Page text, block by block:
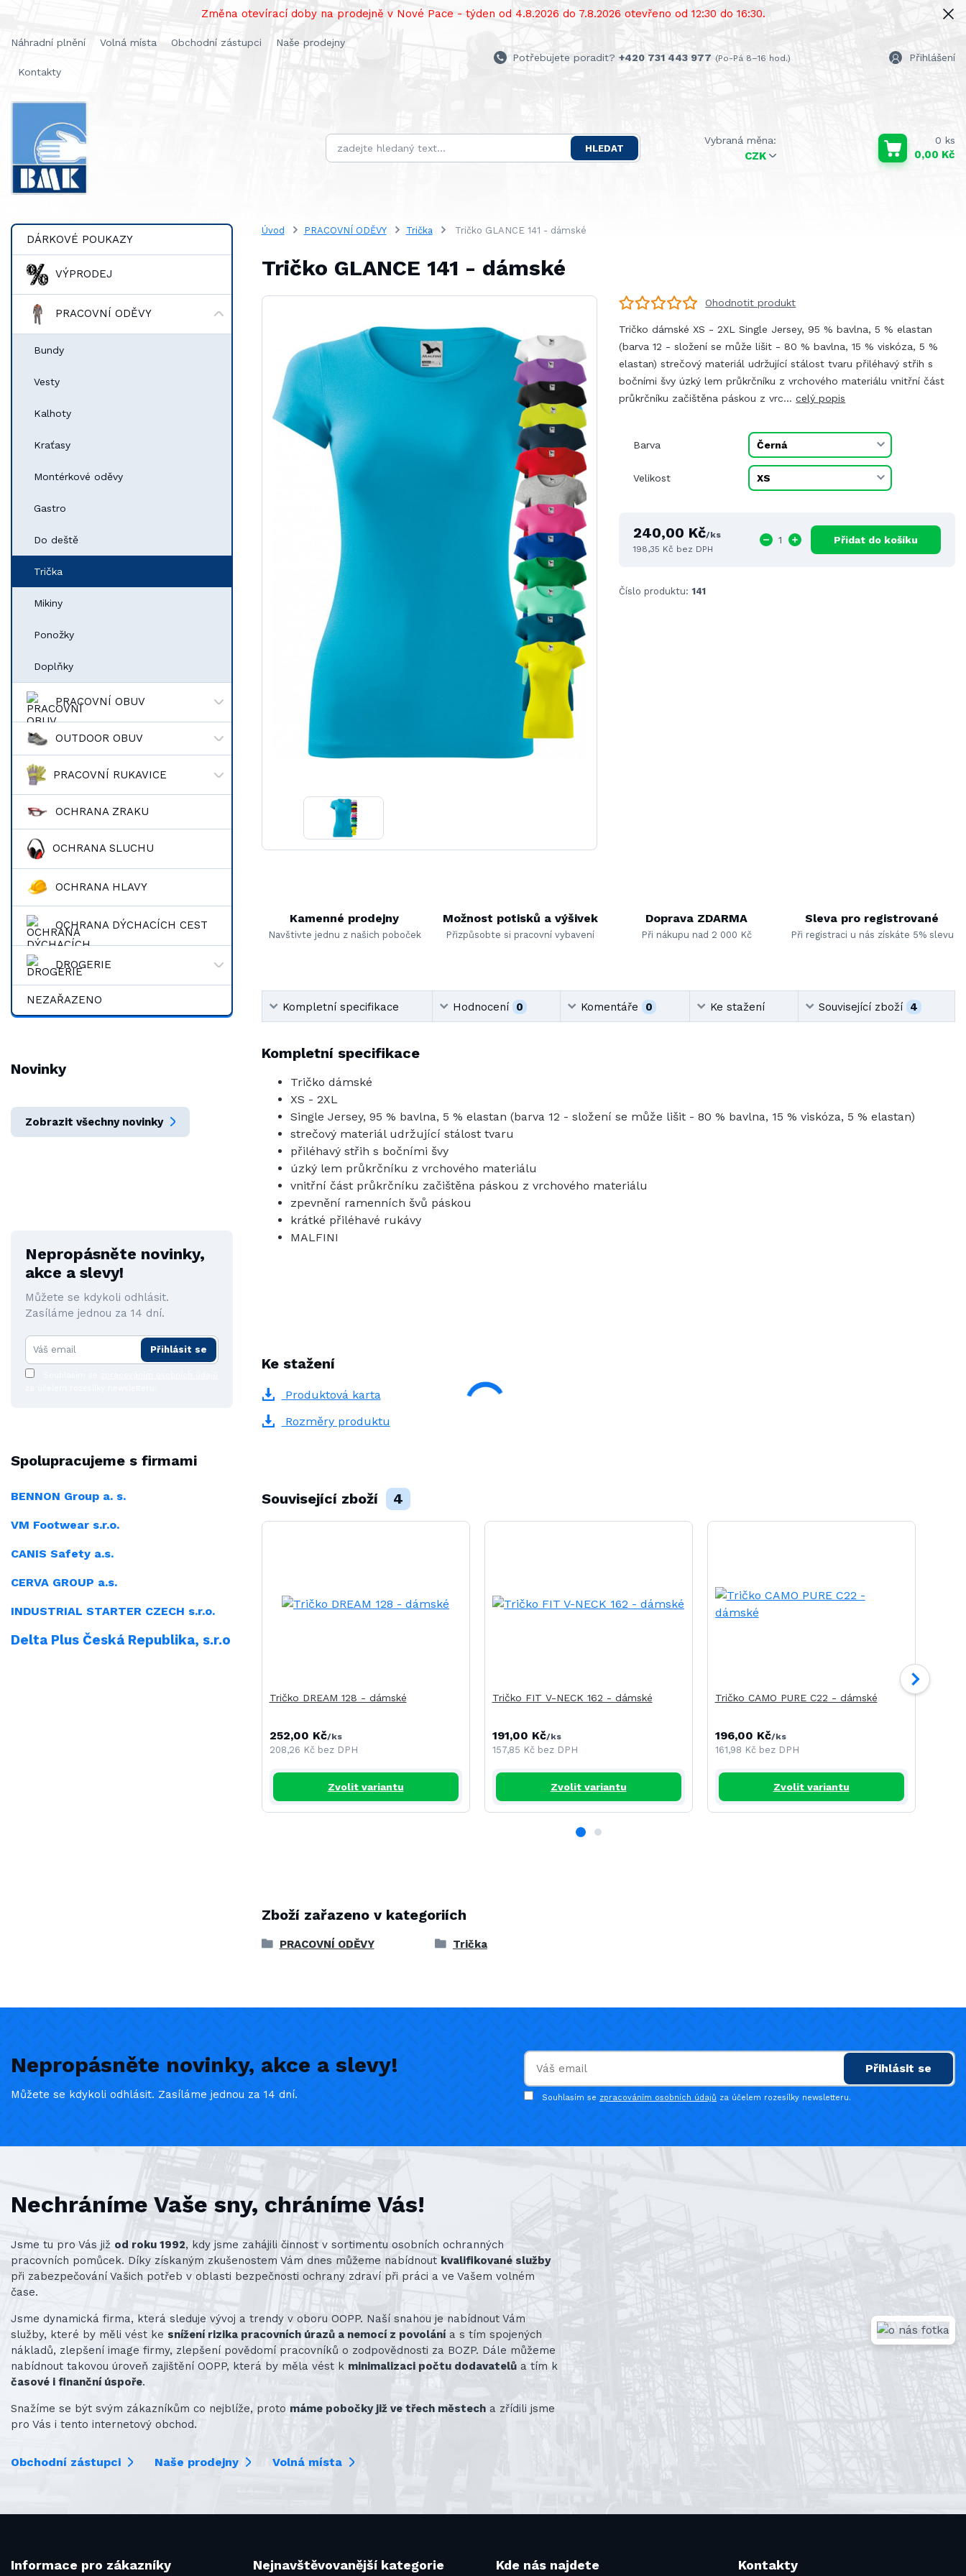
Změna otevírací doby na prodejně v Nové Pace - týden od 4.8.2026 do 7.8.2026 otevřeno od 12:30 do 16:30.
Náhradní plnění Volná místa Obchodní zástupci Naše prodejny
Kontakty
CZK
Přihlášení
HLEDAT
Potřebujete poradit? +420 731 443 977 (Po-Pá 8–16 hod.)
0 ks
0,00 Kč
DÁRKOVÉ POUKAZY
VÝPRODEJ
PRACOVNÍ ODĚVY
Bundy
Vesty
Kalhoty
Kraťasy
Montérkové oděvy
Gastro
Do deště
Trička
Mikiny
Ponožky
Doplňky
PRACOVNÍ OBUV
OUTDOOR OBUV
PRACOVNÍ RUKAVICE
OCHRANA ZRAKU
OCHRANA SLUCHU
OCHRANA HLAVY
OCHRANA DÝCHACÍCH CEST
DROGERIE
NEZAŘAZENO
Novinky
Zobrazit všechny novinky
Nepropásněte novinky,
akce a slevy!
Můžete se kdykoli odhlásit.
Zasíláme jednou za 14 dní.
Přihlásit se
Spolupracujeme s firmami
BENNON Group a. s.
VM Footwear s.r.o.
CANIS Safety a.s.
CERVA GROUP a.s.
INDUSTRIAL STARTER CZECH s.r.o.
Delta Plus Česká Republika, s.r.o
Úvod PRACOVNÍ ODĚVY Trička Tričko GLANCE 141 - dámské
Tričko GLANCE 141 - dámské
Ohodnotit produkt
Tričko dámské XS - 2XL Single Jersey, 95 % bavlna, 5 % elastan
(barva 12 - složení se může lišit - 80 % bavlna, 15 % viskóza, 5 %
elastan) strečový materiál udržující stálost tvaru přiléhavý střih s
bočními švy úzký lem průkrčníku z vrchového materiálu vnitřní část
průkrčníku začištěna páskou z vrc...celý popis
Barva
Velikost
240,00 Kč/ks
198,35 Kč bez DPH
Přidat do košíku
Číslo produktu: 141
Kamenné prodejny
Navštivte jednu z našich poboček
Možnost potisků a výšivek
Přizpůsobte si pracovní vybavení
Doprava ZDARMA
Při nákupu nad 2 000 Kč
Sleva pro registrované
Při registraci u nás získáte 5% slevu
Kompletní specifikace Hodnocení 0 Komentáře 0 Ke stažení Související zboží 4
Kompletní specifikace
Tričko dámské
XS - 2XL
Single Jersey, 95 % bavlna, 5 % elastan (barva 12 - složení se může lišit - 80 % bavlna, 15 % viskóza, 5 % elastan)
strečový materiál udržující stálost tvaru
přiléhavý střih s bočními švy
úzký lem průkrčníku z vrchového materiálu
vnitřní část průkrčníku začištěna páskou z vrchového materiálu
zpevnění ramenních švů páskou
krátké přiléhavé rukávy
MALFINI
Ke stažení
Produktová karta
Rozměry produktu
Související zboží 4
Tričko DREAM 128 - dámské
252,00 Kč/ks
208,26 Kč bez DPH
Zvolit variantu
Tričko FIT V-NECK 162 - dámské
191,00 Kč/ks
157,85 Kč bez DPH
Zvolit variantu
Tričko CAMO PURE C22 - dámské
196,00 Kč/ks
161,98 Kč bez DPH
Zvolit variantu
Zboží zařazeno v kategoriích
PRACOVNÍ ODĚVY Trička
Nepropásněte novinky, akce a slevy!
Můžete se kdykoli odhlásit. Zasíláme jednou za 14 dní.
Přihlásit se
Souhlasím se zpracováním osobních údajů za účelem rozesílky newsletteru.
Nechráníme Vaše sny, chráníme Vás!
Jsme tu pro Vás již od roku 1992, kdy jsme zahájili činnost v sortimentu osobních ochranných
pracovních pomůcek. Díky získaným zkušenostem Vám dnes můžeme nabídnout kvalifikované služby
při zabezpečování Vašich potřeb v oblasti bezpečnosti ochrany zdraví při práci a ve Vašem volném
čase.
Jsme dynamická firma, která sleduje vývoj a trendy v oboru OOPP. Naší snahou je nabídnout Vám
služby, které by měli vést ke snížení rizika pracovních úrazů a nemocí z povolánía s tím spojených
nákladů, zlepšení image firmy, zlepšení povědomí pracovníků o zodpovědnosti za BOZP. Dále můžeme
nabídnout takovou úroveň zajištění OOPP, která by měla vést k minimalizaci počtu dodavatelů a tím k
časové i finanční úspoře.
Snažíme se být svým zákazníkům co nejblíže, protomáme pobočky již ve třech městech a zřídili jsme
pro Vás i tento internetový obchod.
Obchodní zástupci Naše prodejny Volná místa
Informace pro zákazníky Nejnavštěvovanější kategorie Kde nás najdete Kontakty